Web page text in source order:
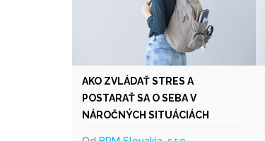
AKO ZVLÁDAŤ STRES A
POSTARAŤ SA O SEBA V
NÁROČNÝCH SITUÁCIÁCH